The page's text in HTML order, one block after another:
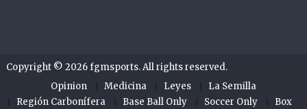
Copyright © 2026fgmsports. All rights reserved.
Opinion
Medicina Leyes
La Semilla
Región Carbonífera
Base Ball Only Soccer Only Box